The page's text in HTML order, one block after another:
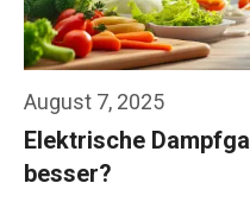
August 7, 2025
Elektrische
besser?